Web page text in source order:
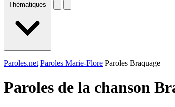
Thématiques
Paroles.net Paroles Marie-Flore Paroles Braquage
Paroles de la chanson